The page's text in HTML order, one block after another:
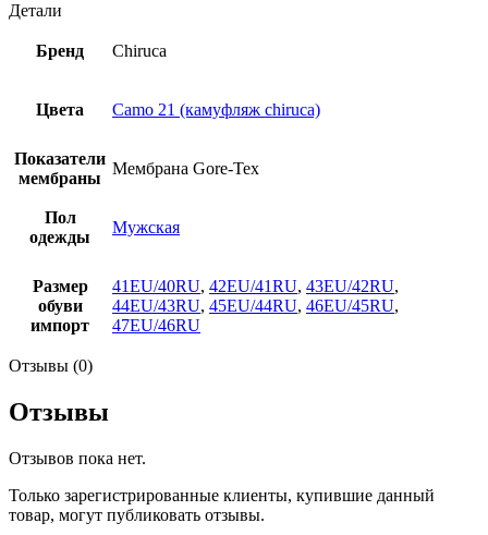
Детали
Бренд Chiruca
Цвета Camo 21 (камуфляж chiruca)
Показатели
мембраны
Мембрана Gore-Tex
Пол
одежды
Мужская
Размер
обуви
импорт
41EU/40RU, 42EU/41RU, 43EU/42RU,
44EU/43RU, 45EU/44RU, 46EU/45RU,
47EU/46RU
Отзывы (0)
Отзывы
Отзывов пока нет.
Только зарегистрированные клиенты, купившие данный
товар, могут публиковать отзывы.